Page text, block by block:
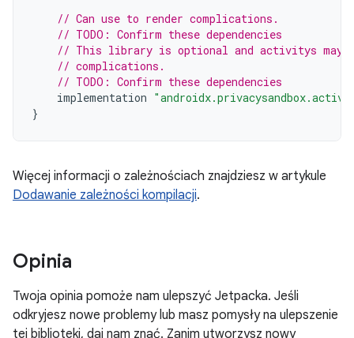
// Can use to render complications.
// TODO: Confirm these dependencies
// This library is optional and activitys may
// complications.
// TODO: Confirm these dependencies
implementation
}
Więcej informacji o zależnościach znajdziesz w artykule
Dodawanie zależności kompilacji.
Opinia
Twoja opinia pomoże nam ulepszyć Jetpacka. Jeśli
odkryjesz nowe problemy lub masz pomysły na ulepszenie
tej biblioteki, daj nam znać. Zanim utworzysz nowy